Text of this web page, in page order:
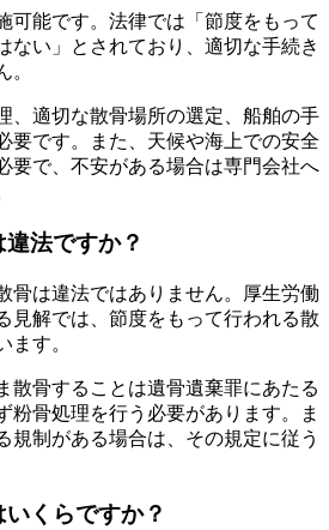
可能です。法律では「節度をもって
ない」とされており、適切な手続き
。
、適切な散骨場所の選定、船舶の手
要です。また、天候や海上での安全
要で、不安がある場合は専門会社へ
法ですか？
骨は違法ではありません。厚生労働
見解では、節度をもって行われる散
ます。
散骨することは遺骨遺棄罪にあたる
粉骨処理を行う必要があります。ま
規制がある場合は、その規定に従う
くらですか？